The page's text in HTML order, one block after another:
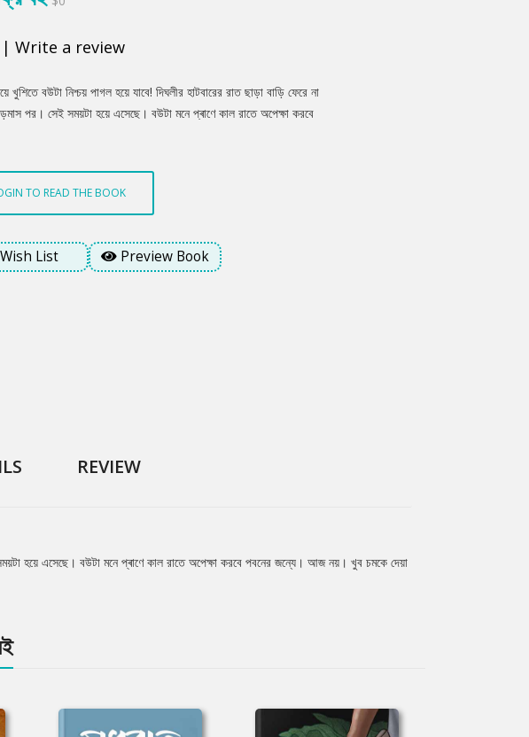
| Write a review
বউটা নিশ্চয় পাগল হয়ে যাবে! দিঘলীর হাটবারের রাত ছাড়া বাড়ি ফেরে না
পর। সেই সময়টা হয়ে এসেছে। বউটা মনে প্ৰাণে কাল রাতে অপেক্ষা করবে
খুব চমকে দেয়া যাবে বউটাকে। এ কথা ভেবে মনে মনে বেশ একটা মজা পায়
TO READ THE BOOK
List Preview Book
REVIEW
হয়ে এসেছে। বউটা মনে প্ৰাণে কাল রাতে অপেক্ষা করবে পবনের জন্যে। আজ নয়। খুব চমকে দেয়া